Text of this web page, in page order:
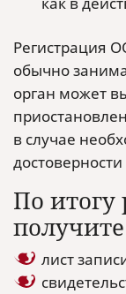
Регистрация
обычно
орган может
в случае
По
лист